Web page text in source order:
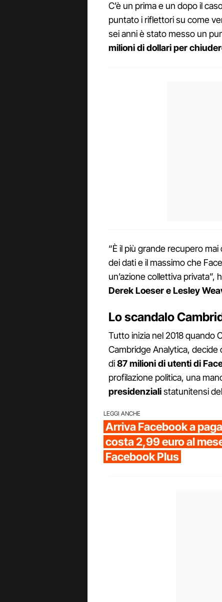
C’è un prima e un dopo il
puntato i riflettori su come
sei anni è stato messo un
milioni di dollari per
“È il più grande recupero
dei dati e il massimo che
un’azione collettiva privata”,
Derek Loeser e Lesley
Lo scandalo
Tutto inizia nel 2018 quando
Cambridge Analytica, decide
di87 milioni di utenti di
profilazione politica, una
presidenzialistatunitensi
LEGGI ANCHE
Arriva Facebook a
costa 2,99 euro al
Facebook Plus